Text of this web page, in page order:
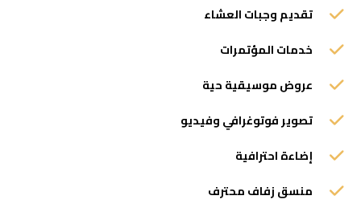
تقديم وجبات العشاء
خدمات المؤتمرات
عروض موسيقية حية
تصوير فوتوغرافي وفيديو
إضاءة احترافية
منسق زفاف محترف